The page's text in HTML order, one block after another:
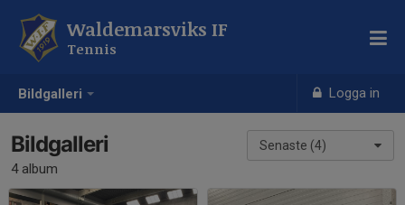
Bildgalleri Logga in
Waldemarsviks IF
Tennis
Senaste (4)
Bildgalleri
4 album